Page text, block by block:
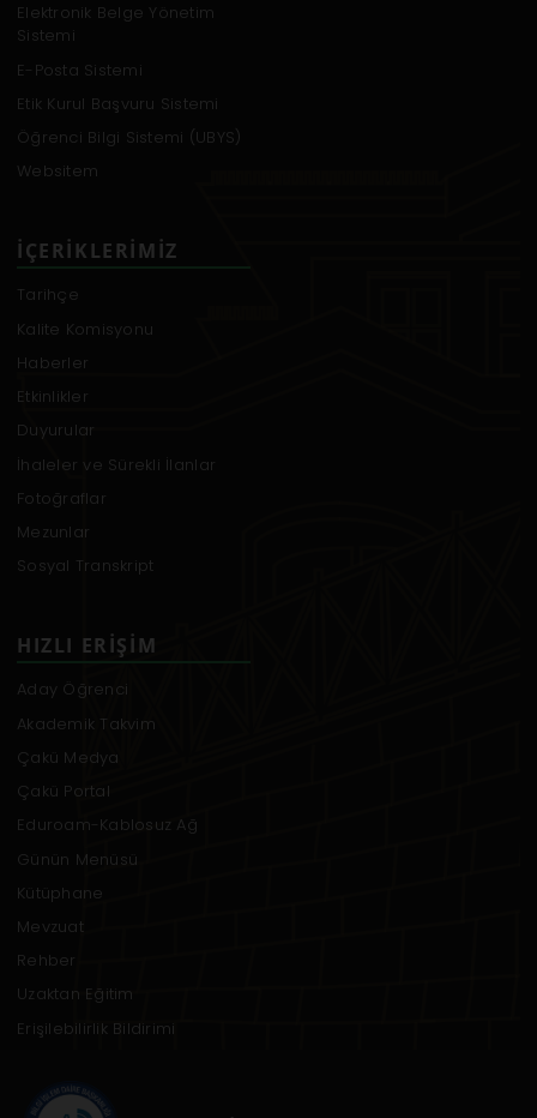
Elektronik Belge Yönetim
Sistemi
E-Posta Sistemi
Etik Kurul Başvuru Sistemi
Öğrenci Bilgi Sistemi (UBYS)
Websitem
İÇERIKLERIMIZ
Tarihçe
Kalite Komisyonu
Haberler
Etkinlikler
Duyurular
İhaleler ve Sürekli İlanlar
Fotoğraflar
Mezunlar
Sosyal Transkript
HIZLI ERIŞIM
Aday Öğrenci
Akademik Takvim
Çakü Medya
Çakü Portal
Eduroam-Kablosuz Ağ
Günün Menüsü
Kütüphane
Mevzuat
Rehber
Uzaktan Eğitim
Erişilebilirlik Bildirimi